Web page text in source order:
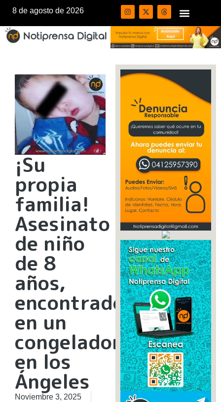
8 de agosto de 2026
¡Su
propia
familia!
Asesinato
de niño
de 8
años,
encontrado
en un
congelador
en los
Ángeles
Noviembre 3, 2025